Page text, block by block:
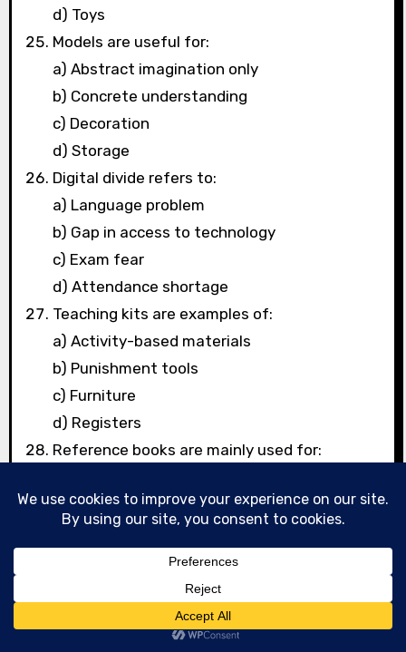
d) Toys
Models are useful for:
a) Abstract imagination only
b) Concrete understanding
c) Decoration
d) Storage
Digital divide refers to:
a) Language problem
b) Gap in access to technology
c) Exam fear
d) Attendance shortage
Teaching kits are examples of:
a) Activity-based materials
b) Punishment tools
c) Furniture
d) Registers
Reference books are mainly used for:
b) Deep understanding
c) Attendance
Inclusive classroom materials should be: